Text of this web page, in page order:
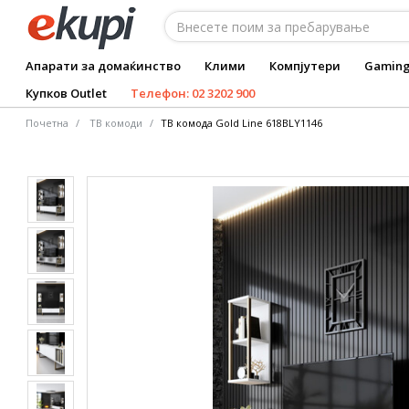
Апарати за домаќинство Клими Компјутери
Купков Outlet
Телефон: 02 3202 900
Почетна ТВ комоди ТВ комода Gold Line 618BLY1146